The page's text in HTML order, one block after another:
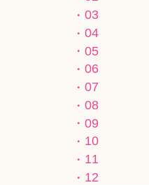
03
04
05
06
07
08
09
10
11
12